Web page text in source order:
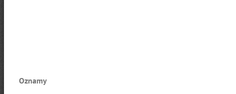
Oznamy